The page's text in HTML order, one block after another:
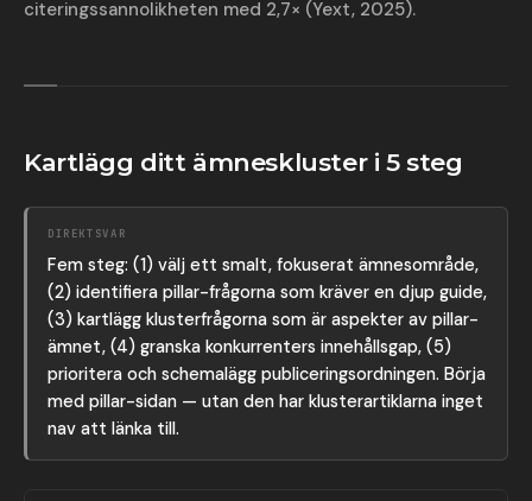
citeringssannolikheten med 2,7× (Yext, 2025).
Kartlägg ditt ämneskluster i 5 steg
DIREKTSVAR
Fem steg: (1) välj ett smalt, fokuserat ämnesområde,
(2) identifiera pillar-frågorna som kräver en djup guide,
(3) kartlägg klusterfrågorna som är aspekter av pillar-
ämnet, (4) granska konkurrenters innehållsgap, (5)
prioritera och schemalägg publiceringsordningen. Börja
med pillar-sidan — utan den har klusterartiklarna inget
nav att länka till.